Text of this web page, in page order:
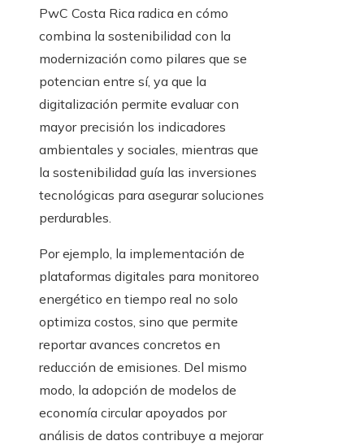
PwC Costa Rica radica en cómo
combina la sostenibilidad con la
modernización como pilares que se
potencian entre sí, ya que la
digitalización permite evaluar con
mayor precisión los indicadores
ambientales y sociales, mientras que
la sostenibilidad guía las inversiones
tecnológicas para asegurar soluciones
perdurables.
Por ejemplo, la implementación de
plataformas digitales para monitoreo
energético en tiempo real no solo
optimiza costos, sino que permite
reportar avances concretos en
reducción de emisiones. Del mismo
modo, la adopción de modelos de
economía circular apoyados por
análisis de datos contribuye a mejorar